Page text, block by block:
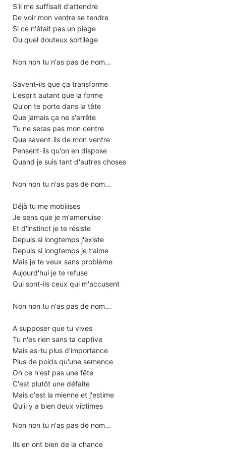
S'il me suffisait d'attendre
De voir mon ventre se tendre
Si ce n'était pas un piège
Ou quel douteux sortilège
Non non tu n'as pas de nom...
Savent-ils que ça transforme
L'esprit autant que la forme
Qu'on te porte dans la tête
Que jamais ça ne s'arrête
Tu ne seras pas mon centre
Que savent-ils de mon ventre
Pensent-ils qu'on en dispose
Quand je suis tant d'autres choses
Non non tu n'as pas de nom...
Déjà tu me mobilises
Je sens que je m'amenuise
Et d'instinct je te résiste
Depuis si longtemps j'existe
Depuis si longtemps je t'aime
Mais je te veux sans problème
Aujourd'hui je te refuse
Qui sont-ils ceux qui m'accusent
Non non tu n'as pas de nom...
A supposer que tu vives
Tu n'es rien sans ta captive
Mais as-tu plus d'importance
Plus de poids qu'une semence
Oh ce n'est pas une fête
C'est plutôt une défaite
Mais c'est la mienne et j'estime
Qu'il y a bien deux victimes
Non non tu n'as pas de nom...
Ils en ont bien de la chance